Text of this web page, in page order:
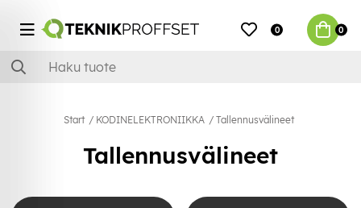
0 0
Start KODINELEKTRONIIKKA Tallennusvälineet
Tallennusvälineet